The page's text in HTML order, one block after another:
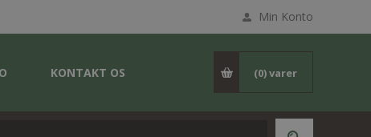
Min Konto
KONTAKT OS (0)varer